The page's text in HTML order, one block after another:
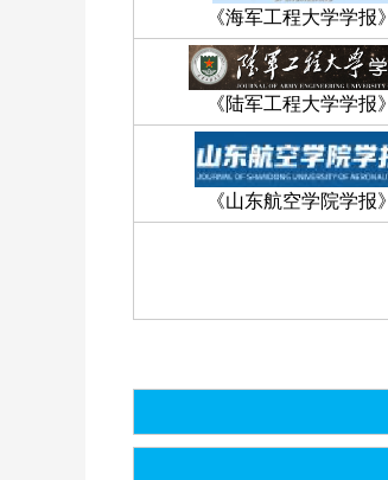
《海军工程大学学报》
《陆军工程大学学报》
《山东航空学院学报》